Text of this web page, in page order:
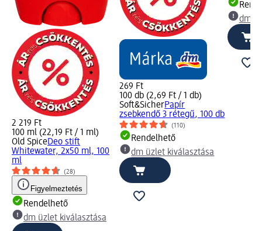
2 219 Ft
100 ml (22,19 Ft / 1 ml)
Old SpiceDeo stift
Whitewater, 2x50 ml, 100
ml
(28)
Figyelmeztetés
Rendelhető
dm üzlet kiválasztása
269 Ft
100 db (2,69 Ft / 1 db)
Soft&SicherPapír
zsebkendő 3 rétegű, 100 db
(110)
Rendelhető
dm üzlet kiválasztása
dm